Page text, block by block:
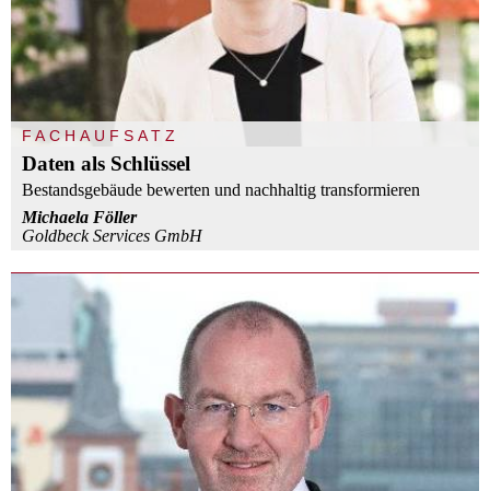
FACHAUFSATZ
Daten als Schlüssel
Bestandsgebäude bewerten und nachhaltig transformieren
Michaela Föller
Goldbeck Services GmbH